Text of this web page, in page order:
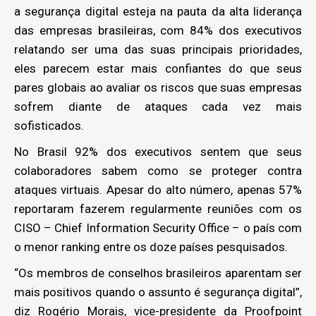
a segurança digital esteja na pauta da alta liderança
das empresas brasileiras, com 84% dos executivos
relatando ser uma das suas principais prioridades,
eles parecem estar mais confiantes do que seus
pares globais ao avaliar os riscos que suas empresas
sofrem diante de ataques cada vez mais
sofisticados.
No Brasil 92% dos executivos sentem que seus
colaboradores sabem como se proteger contra
ataques virtuais. Apesar do alto número, apenas 57%
reportaram fazerem regularmente reuniões com os
CISO – Chief Information Security Office – o país com
o menor ranking entre os doze países pesquisados.
“Os membros de conselhos brasileiros aparentam ser
mais positivos quando o assunto é segurança digital”,
diz Rogério Morais, vice-presidente da Proofpoint